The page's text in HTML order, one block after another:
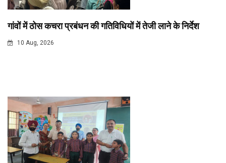
गांवों में ठोस कचरा प्रबंधन की गतिविधियों में तेजी लाने के निर्देश
10 Aug, 2026